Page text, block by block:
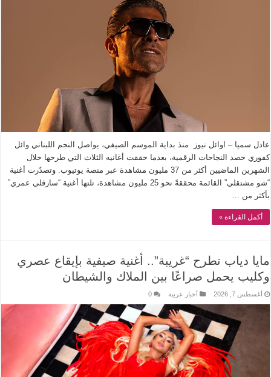
عادل سميا – اوائل نيوز منذ بداية الموسم الصيفي، يواصل النجم اللبناني وائل
كفوري حصد النجاحات الرقمية، بعدما حققت أغانيه الثلاث التي طرحها خلال
الشهرين الماضيين أكثر من 37 مليون مشاهدة عبر منصة يوتيوب. وتصدّرت أغنية
“شو مشتقلي” القائمة محققةً نحو 25 مليون مشاهدة، تلتها أغنية “سارقلي عمري”
بأكثر من …
أكمل القراءة »
مايا دياب تطرح “غريبة”.. أغنية صيفية بإيقاع عصري
وكليب يحمل صراعًا بين الملاك والشيطان
أغسطس 7, 2026 أخبار عربية 0